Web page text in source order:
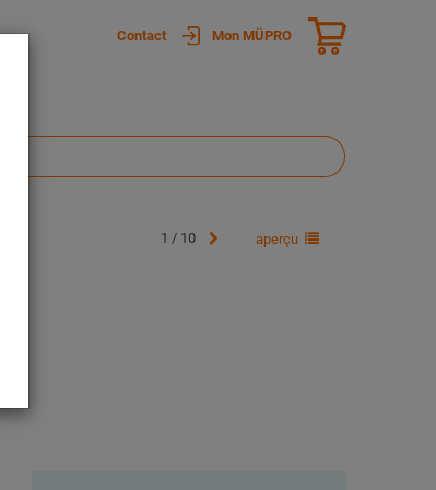
Contact Mon MÜPRO
1 / 10 aperçu